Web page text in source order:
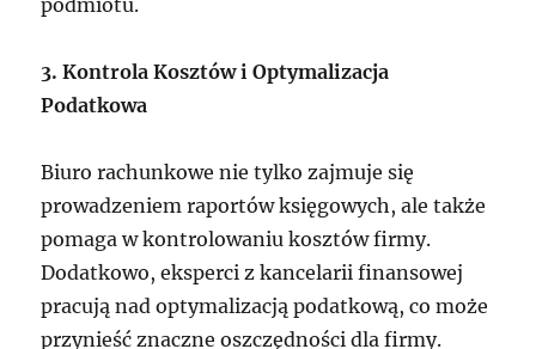
podmiotu.
3. Kontrola Kosztów i Optymalizacja
Podatkowa
Biuro rachunkowe nie tylko zajmuje się
prowadzeniem raportów księgowych, ale także
pomaga w kontrolowaniu kosztów firmy.
Dodatkowo, eksperci z kancelarii finansowej
pracują nad optymalizacją podatkową, co może
przynieść znaczne oszczędności dla firmy.